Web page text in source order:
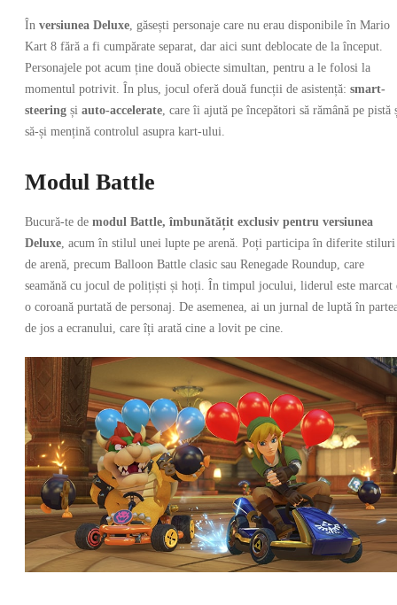
În versiunea Deluxe, găsești personaje care nu erau disponibile în Mario
Kart 8 fără a fi cumpărate separat, dar aici sunt deblocate de la început.
Personajele pot acum ține două obiecte simultan, pentru a le folosi la
momentul potrivit. În plus, jocul oferă două funcții de asistență: smart-
steering și auto-accelerate, care îi ajută pe începători să rămână pe pistă
să-și mențină controlul asupra kart-ului.
Modul Battle
Bucură-te de modul Battle, îmbunătățit exclusiv pentru versiunea
Deluxe, acum în stilul unei lupte pe arenă. Poți participa în diferite stiluri
de arenă, precum Balloon Battle clasic sau Renegade Roundup, care
seamănă cu jocul de polițiști și hoți. În timpul jocului, liderul este marcat
o coroană purtată de personaj. De asemenea, ai un jurnal de luptă în
de jos a ecranului, care îți arată cine a lovit pe cine.